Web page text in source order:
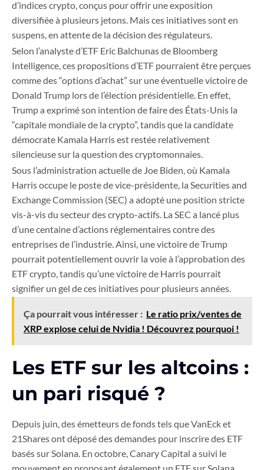
d’indices crypto, conçus pour offrir une exposition
diversifiée à plusieurs jetons. Mais ces initiatives sont en
suspens, en attente de la décision des régulateurs.
Selon l’analyste d’ETF Eric Balchunas de Bloomberg
Intelligence, ces propositions d’ETF pourraient être perçues
comme des “options d’achat” sur une éventuelle victoire de
Donald Trump lors de l’élection présidentielle. En effet,
Trump a exprimé son intention de faire des États-Unis la
“capitale mondiale de la crypto”, tandis que la candidate
démocrate Kamala Harris est restée relativement
silencieuse sur la question des cryptomonnaies.
Sous l’administration actuelle de Joe Biden, où Kamala
Harris occupe le poste de vice-présidente, la Securities and
Exchange Commission (SEC) a adopté une position stricte
vis-à-vis du secteur des crypto-actifs. La SEC a lancé plus
d’une centaine d’actions réglementaires contre des
entreprises de l’industrie. Ainsi, une victoire de Trump
pourrait potentiellement ouvrir la voie à l’approbation des
ETF crypto, tandis qu’une victoire de Harris pourrait
signifier un gel de ces initiatives pour plusieurs années.
Ça pourrait vous intéresser : Le ratio prix/ventes de
XRP explose celui de Nvidia ! Découvrez pourquoi !
Les ETF sur les altcoins :
un pari risqué ?
Depuis juin, des émetteurs de fonds tels que VanEck et
21Shares ont déposé des demandes pour inscrire des ETF
basés sur Solana. En octobre, Canary Capital a suivi le